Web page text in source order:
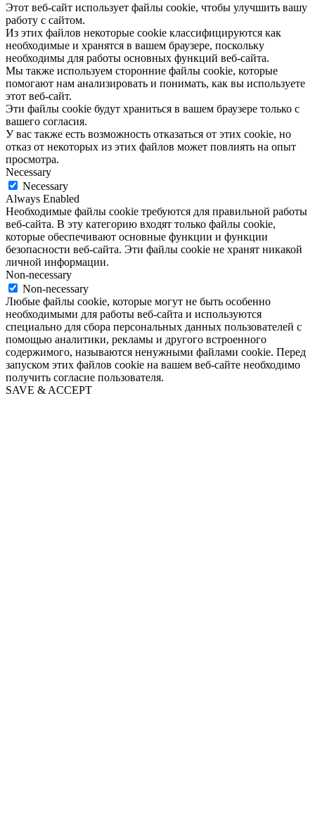
Этот веб-сайт использует файлы cookie, чтобы улучшить вашу
работу с сайтом.
Из этих файлов некоторые cookie классифицируются как
необходимые и хранятся в вашем браузере, поскольку
необходимы для работы основных функций веб-сайта.
Мы также используем сторонние файлы cookie, которые
помогают нам анализировать и понимать, как вы используете
этот веб-сайт.
Эти файлы cookie будут храниться в вашем браузере только с
вашего согласия.
У вас также есть возможность отказаться от этих cookie, но
отказ от некоторых из этих файлов может повлиять на опыт
просмотра.
Necessary
Necessary
Always Enabled
Необходимые файлы cookie требуются для правильной работы
веб-сайта. В эту категорию входят только файлы cookie,
которые обеспечивают основные функции и функции
безопасности веб-сайта. Эти файлы cookie не хранят никакой
личной информации.
Non-necessary
Non-necessary
Любые файлы cookie, которые могут не быть особенно
необходимыми для работы веб-сайта и используются
специально для сбора персональных данных пользователей с
помощью аналитики, рекламы и другого встроенного
содержимого, называются ненужными файлами cookie. Перед
запуском этих файлов cookie на вашем веб-сайте необходимо
получить согласие пользователя.
SAVE & ACCEPT